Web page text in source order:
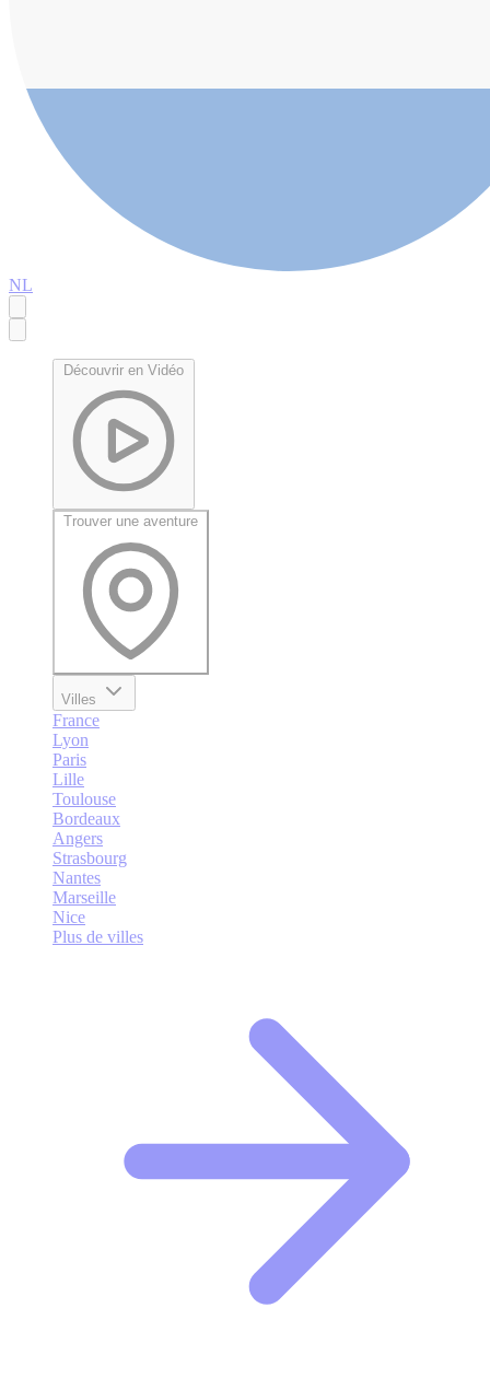
NL
Découvrir en Vidéo
Trouver une aventure
Villes
France
Lyon
Paris
Lille
Toulouse
Bordeaux
Angers
Strasbourg
Nantes
Marseille
Nice
Plus de villes